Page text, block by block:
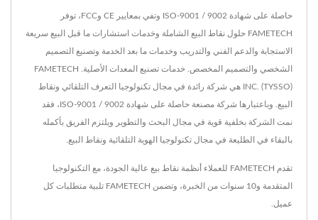
حاصلة على شهادة ISO-9001 / 9002 وتفي بمعايير CE وFCC، توفر
FAMETECH حلول نقاط البيع الشاملة وخدمات استشارات ما قبل البيع سريعة
الاستجابة والدعم الفني والتدريب وخدمات ما بعد الخدمة وتصنيع التصميم
الشخصي والتصميم المخصص. خدمات تصنيع المعدات الأصلية. FAMETECH
INC. (TYSSO) هي شركة رائدة في مجال تكنولوجيا التعرف التلقائي ونقاط
البيع. وباعتبارها شركة مصنعة حاصلة على شهادة ISO-9001 / 9002، فقد
نمت الشركة بخلفية قوية في مجال البحث والتطوير ويلتزم الفريق بأكمله
بالبقاء في الطليعة في مجال تكنولوجيا الهوية التلقائية ونقاط البيع.
تقدم FAMETECH للعملاء أنظمة نقاط بيع عالية الجودة، مع التكنولوجيا
المتقدمة و10 سنوات من الخبرة، وتضمن FAMETECH تلبية متطلبات كل
عميل.